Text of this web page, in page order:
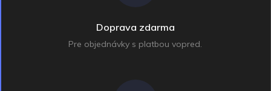
Doprava zdarma
Pre objednávky s platbou vopred.